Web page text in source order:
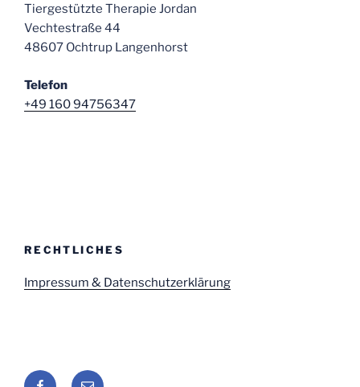
Tiergestützte Therapie Jordan
Vechtestraße 44
48607 Ochtrup Langenhorst
Telefon
+49 160 94756347
RECHTLICHES
Impressum & Datenschutzerklärung
Facebook
E-